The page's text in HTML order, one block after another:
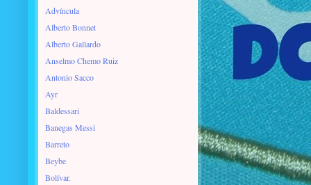
Advíncula
Alberto Bonnet
Alberto Gallardo
Anselmo Chemo Ruiz
Antonio Sacco
Ayr
Baldessari
Banegas Messi
Barreto
Beybe
Bolívar.